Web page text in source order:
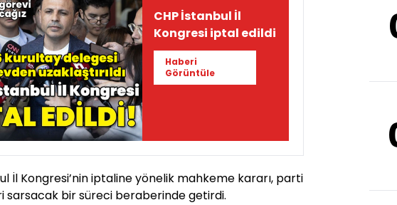
CHP İstanbul İl
Kongresi iptal edildi
Haberi
Görüntüle
İl Kongresi’nin iptaline yönelik mahkeme kararı, parti
sarsacak bir süreci beraberinde getirdi.